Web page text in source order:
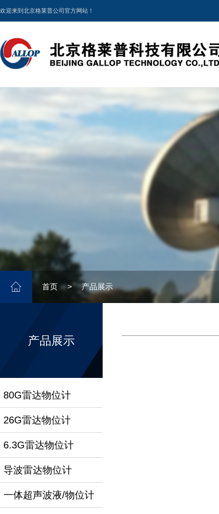
欢迎来到北京格莱普公司官方网站！
首页 > 产品展示
产品展示
80G雷达物位计
26G雷达物位计
6.3G雷达物位计
导波雷达物位计
一体超声波液/物位计